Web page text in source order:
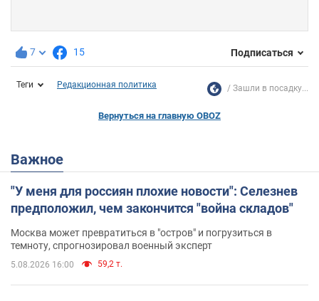
7 15 Подписаться
Теги Редакционная политика Зашли в посадку...
Вернуться на главную OBOZ
Важное
"У меня для россиян плохие новости": Селезнев
предположил, чем закончится "война складов"
Москва может превратиться в "остров" и погрузиться в
темноту, спрогнозировал военный эксперт
5.08.2026 16:00 59,2 т.